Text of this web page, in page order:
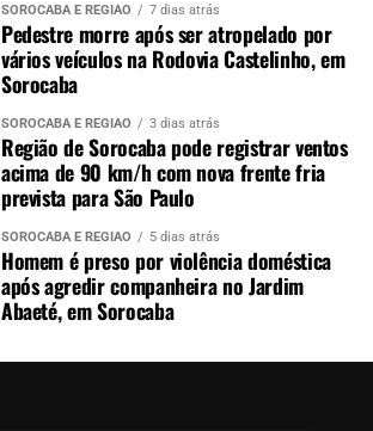
SOROCABA E REGIÃO 7 dias atrás
Pedestre morre após ser atropelado por
vários veículos na Rodovia Castelinho, em
Sorocaba
SOROCABA E REGIÃO 3 dias atrás
Região de Sorocaba pode registrar ventos
acima de 90 km/h com nova frente fria
prevista para São Paulo
SOROCABA E REGIÃO 5 dias atrás
Homem é preso por violência doméstica
após agredir companheira no Jardim
Abaeté, em Sorocaba